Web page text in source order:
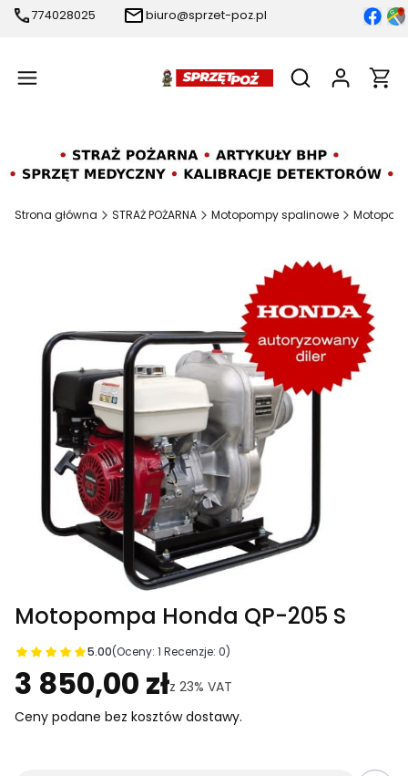
774028025 biuro@sprzet-poz.pl
Otwórz
Strona główna STRAŻ POŻARNA Motopompy spalinowe
Motopompa Honda QP-205 S
5.00(Oceny: 1 Recenzje: 0)
Przejdź do sekcji Opinie
3 850,00 złz 23% VAT
Ceny podane bez kosztów dostawy.